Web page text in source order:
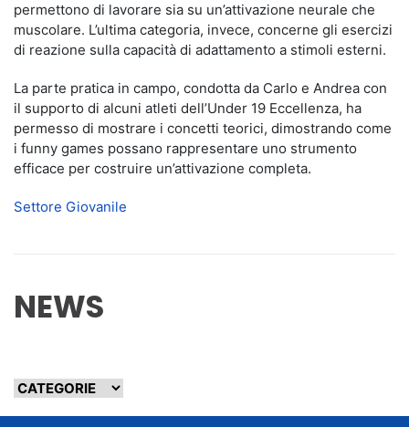
permettono di lavorare sia su un’attivazione neurale che
muscolare. L’ultima categoria, invece, concerne gli esercizi
di reazione sulla capacità di adattamento a stimoli esterni.
La parte pratica in campo, condotta da Carlo e Andrea con
il supporto di alcuni atleti dell’Under 19 Eccellenza, ha
permesso di mostrare i concetti teorici, dimostrando come
i funny games possano rappresentare uno strumento
efficace per costruire un’attivazione completa.
Settore Giovanile
NEWS